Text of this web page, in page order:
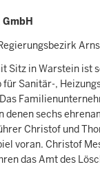
Sitz in Warstein ist
Sanitär-,
denen sechs
Christof und
voran. Christof
das Amt des